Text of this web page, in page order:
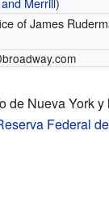
of James
de Nueva York y
Federal de